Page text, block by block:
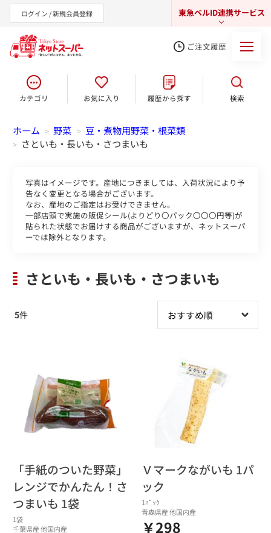
ログイン / 新規会員登録 東急ベルID連携サービス
東急オンラインショップ
ご注文履歴
カテゴリ お気に入り 履歴から探す 検索
ホーム > 野菜 > 豆・煮物用野菜・根菜類
> さといも・長いも・さつまいも
写真はイメージです。産地につきましては、入荷状況により予
告なく変更となる場合がございます。
なお、産地のご指定はお受けできません。
一部店頭で実施の販促シール(よりどり〇パック〇〇〇円等)が
貼られた状態でお届けする商品がございますが、ネットスーパ
ーでは除外となります。
さといも・長いも・さつまいも
5件
「手紙のついた野菜」
レンジでかんたん！さ
つまいも 1袋
1袋
千葉県産 他国内産
Ｖマークながいも 1パ
ック
1ﾊﾟｯｸ
青森県産 他国内産
￥298